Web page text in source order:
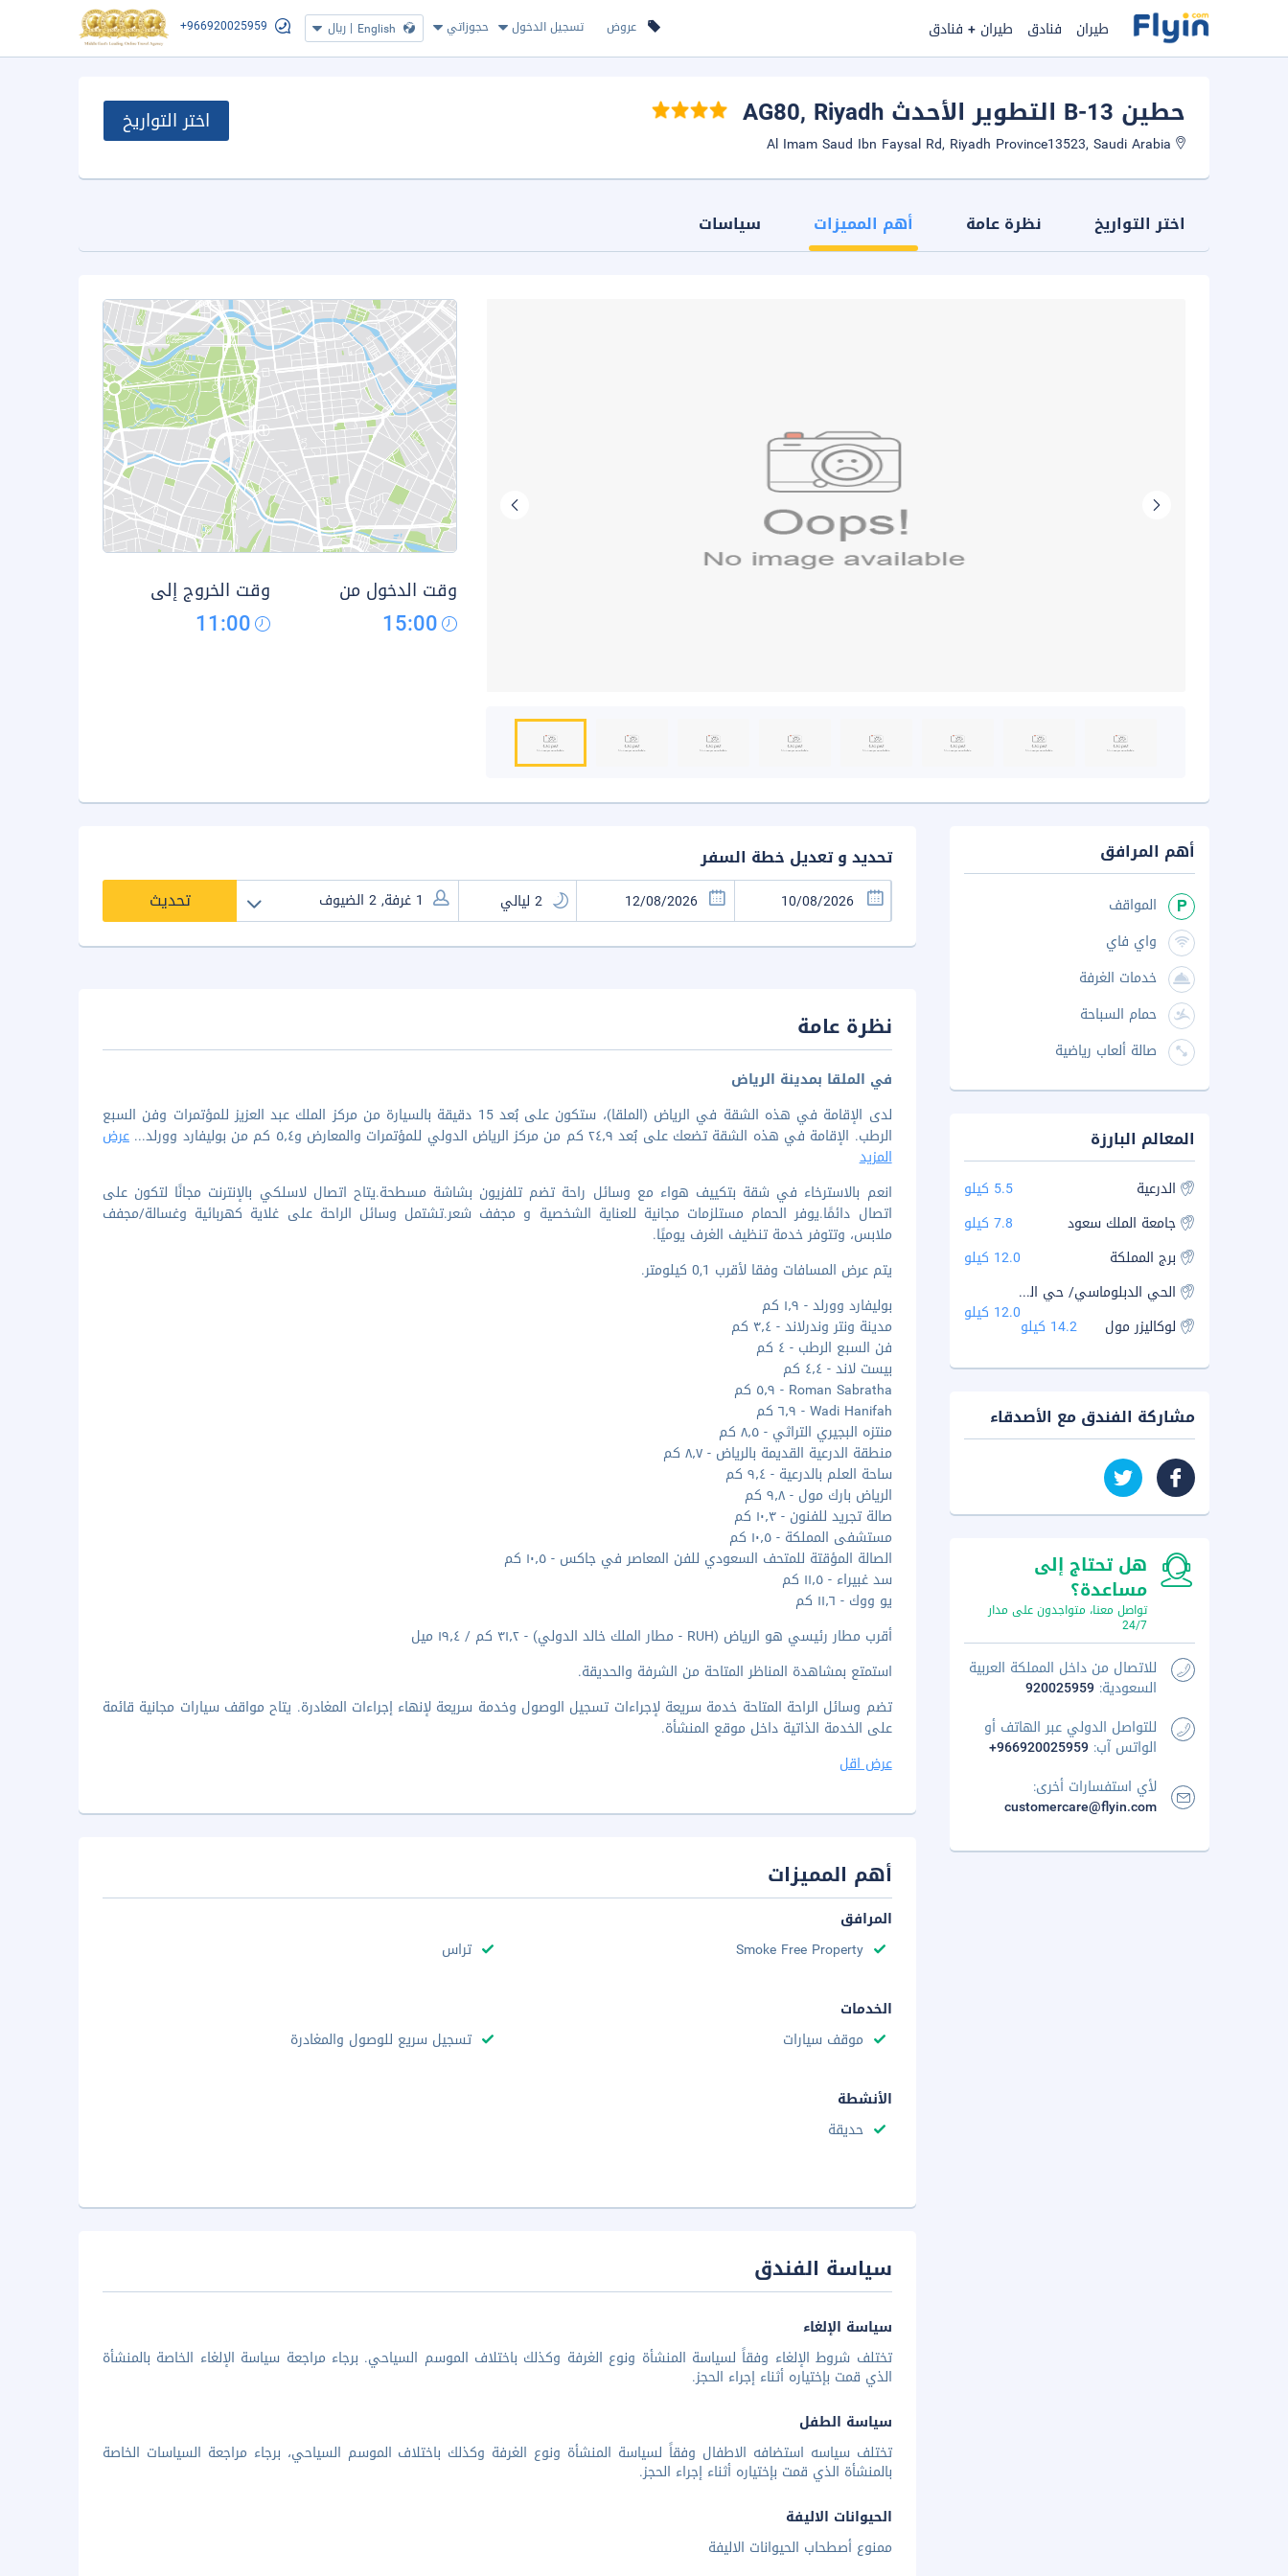
عروض تسجيل الدخول حجوزاتي English
| ريال +966920025959 طيران فنادق طيران + فنادق
حطين B-13 التطوير الأحدث AG80 , Riyadh اختر التواريخ
اختر التواريخ نظرة عامة أهم المميزات سياسات
وقت الدخول من
15:00
وقت الخروج إلى
11:00
تحديد و تعديل خطة السفر
تحديث
نظرة عامة
في الملقا بمدينة الرياض
لدى الإقامة في هذه الشقة في الرياض (الملقا)، ستكون على بُعد 15 دقيقة بالسيارة من مركز الملك عبد العزيز للمؤتمرات وفن السبع
الرطب. الإقامة في هذه الشقة تضعك على بُعد ٢٤٫٩ كم من مركز الرياض الدولي للمؤتمرات والمعارض و٥٫٤ كم من بوليفارد وورلد
... عرض
المزيد
انعم بالاسترخاء في شقة بتكييف هواء مع وسائل راحة تضم تلفزيون بشاشة مسطحة.يتاح اتصال لاسلكي بالإنترنت مجانًا لتكون على
اتصال دائمًا.يوفر الحمام مستلزمات مجانية للعناية الشخصية و مجفف شعر.تشتمل وسائل الراحة على غلاية كهربائية وغسالة/مجفف
ملابس، وتتوفر خدمة تنظيف الغرف يوميًا.
يتم عرض المسافات وفقا لأقرب 0,1 كيلومتر.
بوليفارد وورلد - ١٫٩ كم
مدينة ونتر وندرلاند - ٣٫٤ كم
فن السبع الرطب - ٤ كم
بيست لاند - ٤٫٤ كم
Roman Sabratha - ٥٫٩ كم
Wadi Hanifah - ٦٫٩ كم
منتزه البجيري التراثي - ٨٫٥ كم
منطقة الدرعية القديمة بالرياض - ٨٫٧ كم
ساحة العلم بالدرعية - ٩٫٤ كم
الرياض بارك مول - ٩٫٨ كم
صالة تجريد للفنون - ١٠٫٣ كم
مستشفى المملكة - ١٠٫٥ كم
الصالة المؤقتة للمتحف السعودي للفن المعاصر في جاكس - ١٠٫٥ كم
سد غبيراء - ١١٫٥ كم
يو ووك - ١١٫٦ كم
أقرب مطار رئيسي هو الرياض (RUH - مطار الملك خالد الدولي) - ٣١٫٢ كم / ١٩٫٤ ميل
استمتع بمشاهدة المناظر المتاحة من الشرفة والحديقة.
تضم وسائل الراحة المتاحة خدمة سريعة لإجراءات تسجيل الوصول وخدمة سريعة لإنهاء إجراءات المغادرة. يتاح مواقف سيارات مجانية قائمة
على الخدمة الذاتية داخل موقع المنشأة.
عرض اقل
أهم المميزات
المرافق
Smoke Free Property
تراس
الخدمات
موقف سيارات
تسجيل سريع للوصول والمغادرة
الأنشطة
حديقة
سياسة الفندق
سياسة الإلغاء
تختلف شروط الإلغاء وفقاً لسياسة المنشأة ونوع الغرفة وكذلك باختلاف الموسم السياحي. برجاء مراجعة سياسة الإلغاء الخاصة بالمنشأة
الذي قمت بإختياره أثناء إجراء الحجز.
سياسة الطفل
تختلف سياسه استضافه الاطفال وفقاً لسياسة المنشأة ونوع الغرفة وكذلك باختلاف الموسم السياحي، برجاء مراجعة السياسات الخاصة
بالمنشأة الذي قمت بإختياره أثناء إجراء الحجز.
الحيوانات الاليفة
ممنوع أصطحاب الحيوانات الاليفة
أهم المرافق
المواقف
واي فاي
خدمات الغرفة
حمام السباحة
صالة ألعاب رياضية
المعالم البارزة
الدرعية
5.5 كيلو
جامعة الملك سعود
7.8 كيلو
برج المملكة
12.0 كيلو
الحي الدبلوماسي/ حي السفارات
12.0 كيلو
لوكاليزر مول 14.2 كيلو
مشاركة الفندق مع الأصدقاء
هل تحتاج إلى
مساعدة؟
تواصل معنا، متواجدون على مدار
24/7
للاتصال من داخل المملكة العربية
السعودية: 920025959
للتواصل الدولي عبر الهاتف أو
الواتس آب: +966920025959
لأي استفسارات أخرى:
customercare@flyin.com